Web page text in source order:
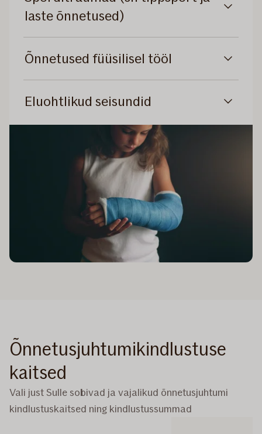
laste õnnetused)
Õnnetused füüsilisel tööl
Eluohtlikud seisundid
Õnnetusjuhtumikindlustuse
kaitsed
Vali just Sulle sobivad ja vajalikud õnnetusjuhtumi
kindlustuskaitsed ning kindlustussummad